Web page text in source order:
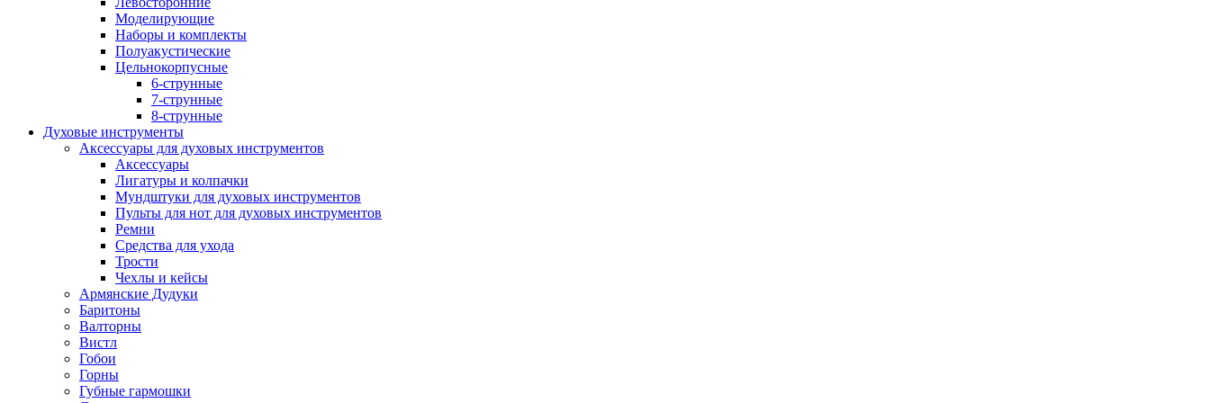
Моделирующие
Наборы и комплекты
Полуакустические
Цельнокорпусные
6-струнные
7-струнные
8-струнные
Духовые инструменты
Аксессуары для духовых инструментов
Аксессуары
Лигатуры и колпачки
Мундштуки для духовых инструментов
Пульты для нот для духовых инструментов
Ремни
Средства для ухода
Трости
Чехлы и кейсы
Армянские Дудуки
Баритоны
Валторны
Вистл
Гобои
Горны
Губные гармошки